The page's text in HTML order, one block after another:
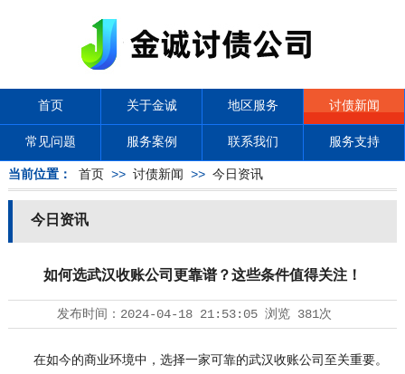
首页 关于金诚 地区服务 讨债新闻
常见问题 服务案例 联系我们 服务支持
当前位置： 首页 >> 讨债新闻 >> 今日资讯
今日资讯
如何选武汉收账公司更靠谱？这些条件值得关注！
发布时间： 2024-04-18 21:53:05浏览 381次
在如今的商业环境中，选择一家可靠的武汉收账公司至关重要。